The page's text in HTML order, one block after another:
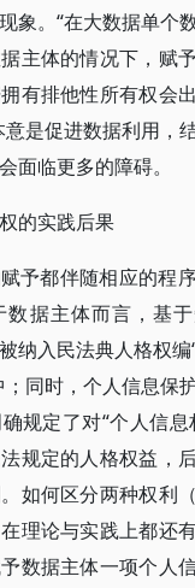
象。“在大数据单个
主体的情况下，赋
有排他性所有权会
是促进数据利用，
面临更多的障碍。
的实践后果
予都伴随相应的程
数据主体而言，基
纳入民法典人格权
；同时，个人信息保
规定了对“个人信息
规定的人格权益，
如何区分两种权利
理论与实践上都还有
数据主体一项个人